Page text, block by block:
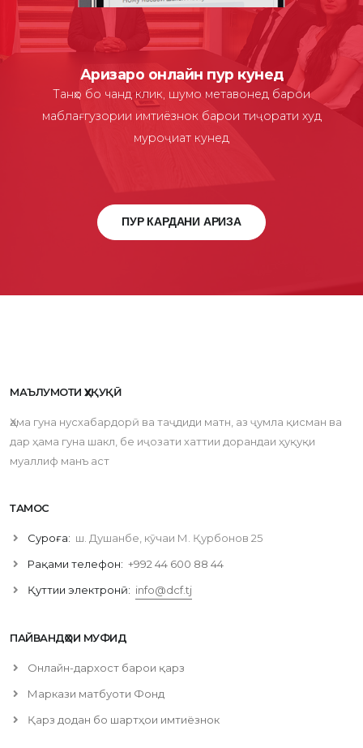
Аризаро онлайн пур кунед
Танҳо бо чанд клик, шумо метавонед барои
маблағгузории имтиёзнок барои тиҷорати худ
муроҷиат кунед
ПУР КАРДАНИ АРИЗА
МАЪЛУМОТИ ҲУҚУҚӢ
Ҳама гуна нусхабардорӣ ва таҷдиди матн, аз ҷумла қисман ва
дар ҳама гуна шакл, бе иҷозати хаттии дорандаи ҳуқуқи
муаллиф манъ аст
ТАМОС
Суроға: ш. Душанбе, кӯчаи М. Қурбонов 25
Рақами телефон: +992 44 600 88 44
Қуттии электронӣ: info@dcf.tj
ПАЙВАНДҲОИ МУФИД
Онлайн-дархост барои қарз
Маркази матбуоти Фонд
Қарз додан бо шартҳои имтиёзнок